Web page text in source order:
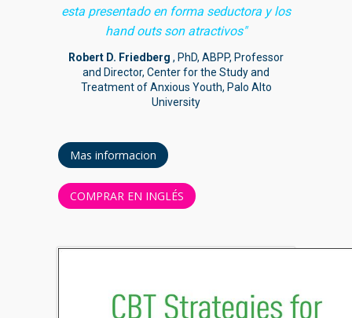
esta presentado en forma seductora y los
hand outs son atractivos"
Robert D. Friedberg , PhD, ABPP, Professor
and Director, Center for the Study and
Treatment of Anxious Youth, Palo Alto
University
Mas informacion
COMPRAR EN INGLÉS